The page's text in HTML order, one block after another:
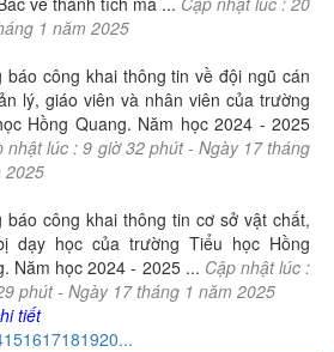
1 năm 2025
báo công khai thông tin về đội ngũ cán
lý, giáo viên và nhân viên của trường
Hồng Quang. Năm học 2024 - 2025
nhật lúc : 9 giờ 32 phút - Ngày 17 tháng
2025
báo công khai thông tin cơ sở vật chất,
dạy học của trường Tiểu học Hồng
Năm học 2024 - 2025 ... Cập nhật lúc :
phút - Ngày 17 tháng 1 năm 2025
tiết
151617181920...